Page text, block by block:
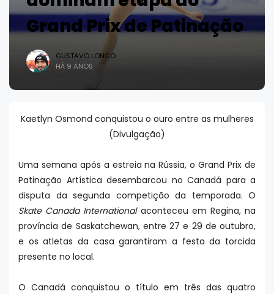
Grand Prix de Patinação
GUSTAVO LONGO
HÁ 9 ANOS
Kaetlyn Osmond conquistou o ouro entre as mulheres
(Divulgação)
Uma semana após a estreia na Rússia, o Grand Prix de
Patinação Artística desembarcou no Canadá para a
disputa da segunda competição da temporada. O
Skate Canada Internationalaconteceu em Regina, na
província de Saskatchewan, entre 27 e 29 de outubro,
e os atletas da casa garantiram a festa da torcida
presente no local.
O Canadá conquistou o título em três das quatro